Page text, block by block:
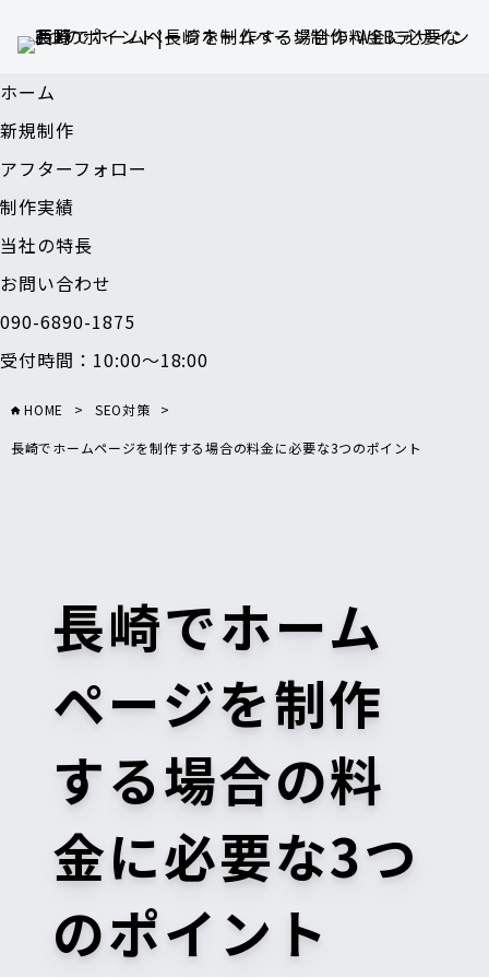
ホーム
新規制作
アフターフォロー
制作実績
当社の特長
お問い合わせ
090-6890-1875
受付時間：10:00～18:00
HOME > SEO対策 >
長崎でホームページを制作する場合の料金に必要な3つのポイント
長崎でホーム
ページを制作
する場合の料
金に必要な3つ
のポイント